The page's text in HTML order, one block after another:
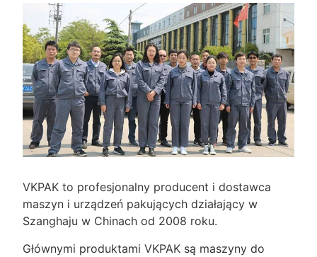
VKPAK to profesjonalny producent i dostawca
maszyn i urządzeń pakujących działający w
Szanghaju w Chinach od 2008 roku.
Głównymi produktami VKPAK są maszyny do